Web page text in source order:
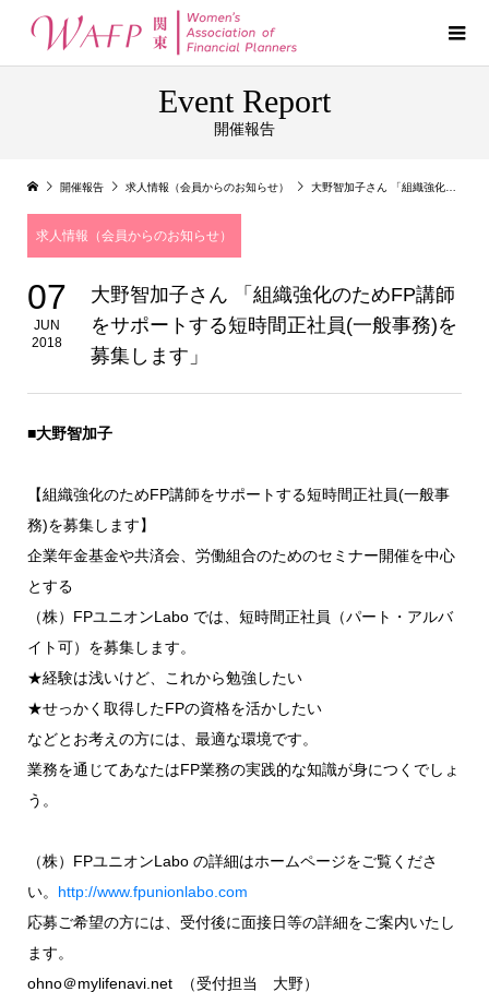
Event Report
開催報告
開催報告 求人情報（会員からのお知らせ） 大野智加子さん 「組織強化のためFP講師をサポートする短時間正社員(一般事務)を募集します」
求人情報（会員からのお知らせ）
07
JUN
2018
大野智加子さん 「組織強化のためFP講師
をサポートする短時間正社員(一般事務)を
募集します」
■大野智加子
【組織強化のためFP講師をサポートする短時間正社員(一般事
務)を募集します】
企業年金基金や共済会、労働組合のためのセミナー開催を中心
とする
（株）FPユニオンLabo では、短時間正社員（パート・アルバ
イト可）を募集します。
★経験は浅いけど、これから勉強したい
★せっかく取得したFPの資格を活かしたい
などとお考えの方には、最適な環境です。
業務を通じてあなたはFP業務の実践的な知識が身につくでしょ
う。
（株）FPユニオンLabo の詳細はホームページをご覧くださ
い。 http://www.fpunionlabo.com
応募ご希望の方には、受付後に面接日等の詳細をご案内いたし
ます。
ohno＠mylifenavi.net （受付担当 大野）